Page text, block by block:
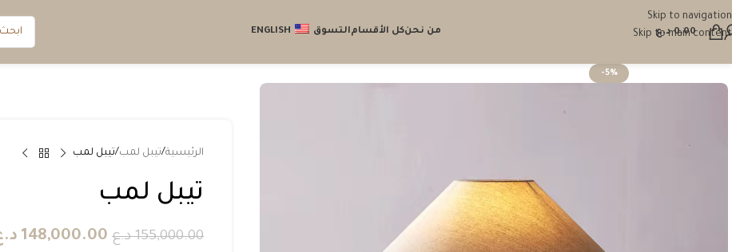
Skip to navigation
Skip to main content
0.00 د.ع من نحنكل الأقسامالتسوق ENGLISH
-5%
الرئيسية تيبل لمب تيبل لمب
تيبل لمب
155,000.00 د.ع 148,000.00